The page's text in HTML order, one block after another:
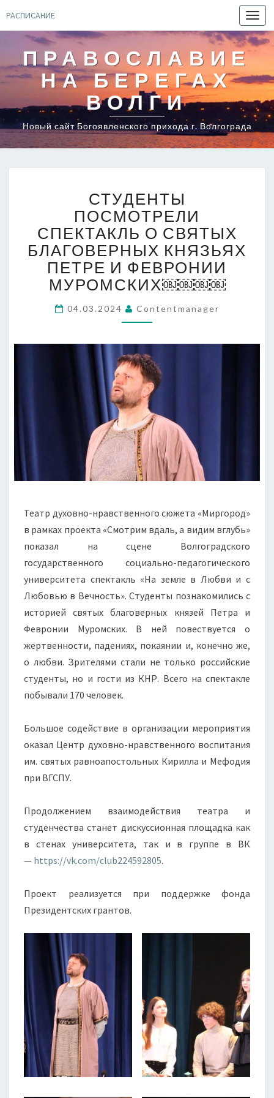
РАСПИСАНИЕ
ПРАВОСЛАВИЕ
НА БЕРЕГАХ
ВОЛГИ
Новый сайт Богоявленского прихода г. Волгограда
ПОСМОТРЕЛИ
СПЕКТАКЛЬ
О
СВЯТЫХ
БЛАГОВЕРНЫХ
КНЯЗЬЯХ
ПЕТРЕ
И
ФЕВРОНИИ
МУРОМСКИХ
￼
￼
￼
СТУДЕНТЫ
ПОСМОТРЕЛИ
СПЕКТАКЛЬ О СВЯТЫХ
БЛАГОВЕРНЫХ КНЯЗЬЯХ
ПЕТРЕ И ФЕВРОНИИ
МУРОМСКИХ￼￼￼￼
04.03.2024 Contentmanager
Театр духовно-нравственного сюжета «Миргород»
в рамках проекта «Смотрим вдаль, а видим вглубь»
показал на сцене Волгоградского
государственного социально-педагогического
университета спектакль «На земле в Любви и с
Любовью в Вечность». Студенты познакомились с
историей святых благоверных князей Петра и
Февронии Муромских. В ней повествуется о
жертвенности, падениях, покаянии и, конечно же,
о любви. Зрителями стали не только российские
студенты, но и гости из КНР. Всего на спектакле
побывали 170 человек.
Большое содействие в организации мероприятия
оказал Центр духовно-нравственного воспитания
им. святых равноапостольных Кирилла и Мефодия
при ВГСПУ.
Продолжением взаимодействия театра и
студенчества станет дискуссионная площадка как
в стенах университета, так и в группе в ВК
— https://vk.com/club224592805.
Проект реализуется при поддержке фонда
Президентских грантов.